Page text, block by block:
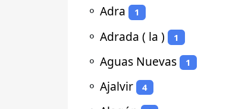
⚬ Adra 1
⚬ Adrada ( la ) 1
⚬ Aguas Nuevas 1
⚬ Ajalvir 4